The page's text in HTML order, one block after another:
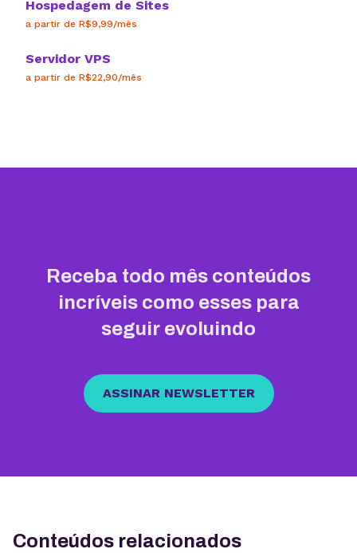
Hospedagem de Sites
a partir de R$9,99/mês
Servidor VPS
a partir de R$22,90/mês
Receba todo mês conteúdos
incríveis como esses para
seguir evoluindo
ASSINAR NEWSLETTER
Conteúdos relacionados